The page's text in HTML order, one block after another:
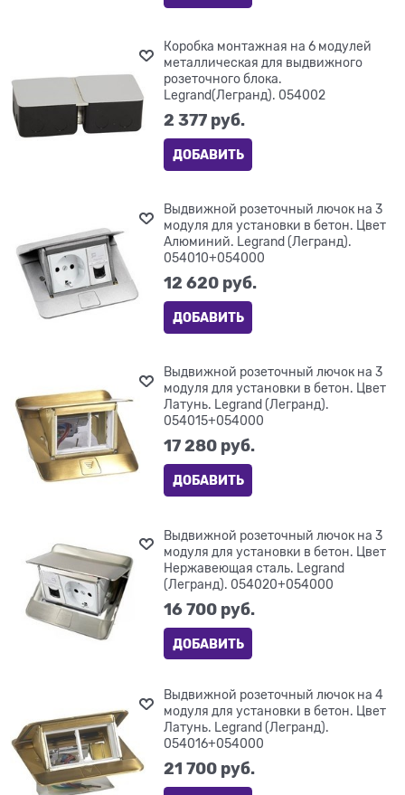
Коробка монтажная на 6 модулей
металлическая для выдвижного
розеточного блока.
Legrand(Легранд). 054002
2 377 руб.
ДОБАВИТЬ
Выдвижной розеточный лючок на 3
модуля для установки в бетон. Цвет
Алюминий. Legrand (Легранд).
054010+054000
12 620 руб.
ДОБАВИТЬ
Выдвижной розеточный лючок на 3
модуля для установки в бетон. Цвет
Латунь. Legrand (Легранд).
054015+054000
17 280 руб.
ДОБАВИТЬ
Выдвижной розеточный лючок на 3
модуля для установки в бетон. Цвет
Нержавеющая сталь. Legrand
(Легранд). 054020+054000
16 700 руб.
ДОБАВИТЬ
Выдвижной розеточный лючок на 4
модуля для установки в бетон. Цвет
Латунь. Legrand (Легранд).
054016+054000
21 700 руб.